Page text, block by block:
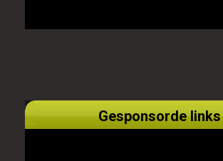
Gesponsorde links